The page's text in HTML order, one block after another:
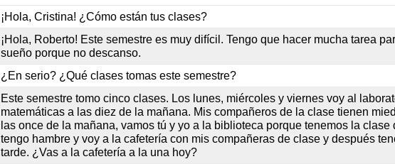
¡Hola, Cristina! ¿Cómo están tus clases?
¡Hola, Roberto! Este semestre es muy difícil. Tengo que hacer mucha tarea
sueño porque no descanso.
¿En serio? ¿Qué clases tomas este semestre?
Este semestre tomo cinco clases. Los lunes, miércoles y viernes voy al
matemáticas a las diez de la mañana. Mis compañeros de la clase tienen
las once de la mañana, vamos tú y yo a la biblioteca porque tenemos la
tengo hambre y voy a la cafetería con mis compañeras de clase y después
tarde. ¿Vas a la cafetería a la una hoy?